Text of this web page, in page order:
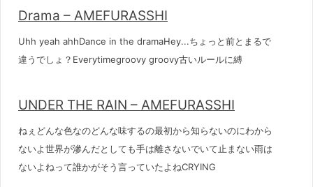
Drama – AMEFURASSHI
Uhh yeah ahhDance in the dramaHey...ちょっと前とまるで
違うでしょ？Everytimegroovy groovy古いルールに縛
UNDER THE RAIN – AMEFURASSHI
ねぇどんな色なのどんな味するの最初から知らないのにわから
ないよ世界が滲んだとしても手は離さないでいて止まない雨は
ないよねって誰かがそう言っていたよねCRYING